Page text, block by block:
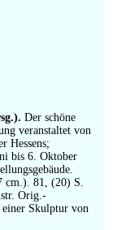
Der schöne
veranstaltet von
Hessens;
bis 6. Oktober
cm.). 81, (20) S.
Orig.-
Skulptur von